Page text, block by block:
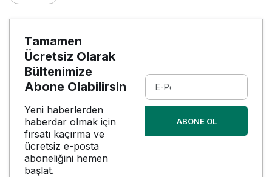
Tamamen
Ücretsiz Olarak
Bültenimize
Abone Olabilirsin
Yeni haberlerden
haberdar olmak için
fırsatı kaçırma ve
ücretsiz e-posta
aboneliğini hemen
başlat.
ABONE OL